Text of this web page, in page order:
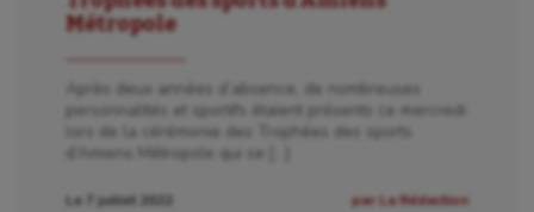
Métropole
Après deux années d’absence, de nombreuses
personnalités et sportifs étaient présents ce mercredi
lors de la cérémonie des Trophées des sports
d’Amiens Métropole qui se […]
Le 7 juillet 2022 par La Rédaction